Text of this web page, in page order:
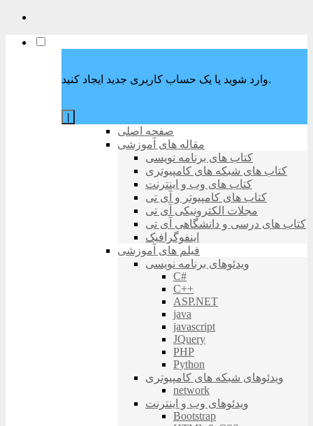
وارد شوید یا یک حساب کاربری جدید ایجاد کنید.
صفحه اصلی
مقاله های آموزشی
کتاب های برنامه نویسی
کتاب های شبکه های کامپیوتری
کتاب های وب و اینترنت
کتاب های کامپیوتر و آی تی
مجلات الکترونیکی آی تی
کتاب های درسی و دانشگاهی آی تی
اینفوگرافیک
فیلم های آموزشی
ویدئوهای برنامه نویسی
C#
C++
ASP.NET
java
javascript
JQuery
PHP
Python
ویدئوهای شبکه های کامپیوتری
network
ویدئوهای وب و اینترنت
Bootstrap